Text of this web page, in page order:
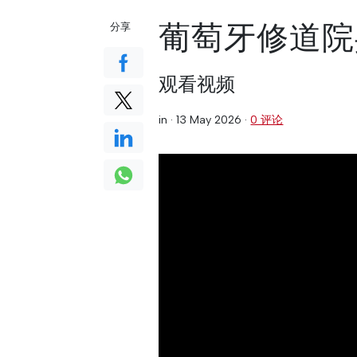
葡萄牙修道
观看视频
in ·13 May 2026 ·0 评论
分享